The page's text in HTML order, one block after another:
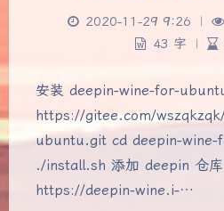
2020-11-29 9:26 |
43 字
|
安装 deepin-wine-for-
https://gitee.com/
ubuntu.git cd deepin-wine-
./install.sh 添加 deepin 仓
https://deepin-wine.i-…